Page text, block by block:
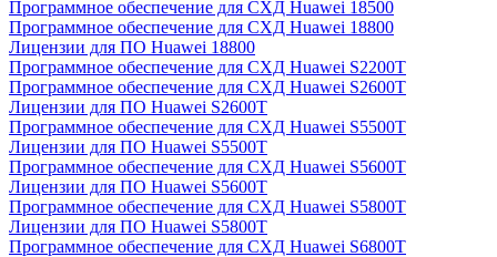
Программное обеспечение для СХД Huawei 18500
Программное обеспечение для СХД Huawei 18800
Лицензии для ПО Huawei 18800
Программное обеспечение для СХД Huawei S2200T
Программное обеспечение для СХД Huawei S2600T
Лицензии для ПО Huawei S2600T
Программное обеспечение для СХД Huawei S5500T
Лицензии для ПО Huawei S5500T
Программное обеспечение для СХД Huawei S5600T
Лицензии для ПО Huawei S5600T
Программное обеспечение для СХД Huawei S5800T
Лицензии для ПО Huawei S5800T
Программное обеспечение для СХД Huawei S6800T